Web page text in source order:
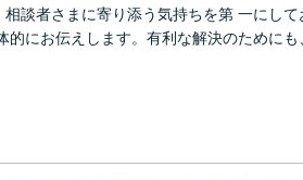
相談者さまに寄り添う気持ちを第 一にし
的にお伝えします。有利な解決のためにも